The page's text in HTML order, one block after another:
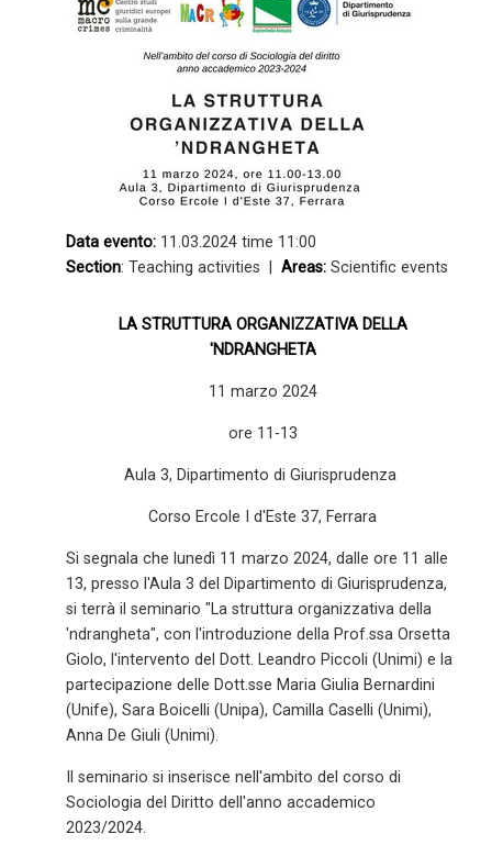
Data evento: 11.03.2024 time 11:00
Section: Teaching activities | Areas: Scientific events
LA STRUTTURA ORGANIZZATIVA DELLA
'NDRANGHETA
11 marzo 2024
ore 11-13
Aula 3, Dipartimento di Giurisprudenza
Corso Ercole I d'Este 37, Ferrara
Si segnala che lunedì 11 marzo 2024, dalle ore 11 alle
13, presso l'Aula 3 del Dipartimento di Giurisprudenza,
si terrà il seminario "La struttura organizzativa della
'ndrangheta", con l'introduzione della Prof.ssa Orsetta
Giolo, l'intervento del Dott. Leandro Piccoli (Unimi) e la
partecipazione delle Dott.sse Maria Giulia Bernardini
(Unife), Sara Boicelli (Unipa), Camilla Caselli (Unimi),
Anna De Giuli (Unimi).
Il seminario si inserisce nell'ambito del corso di
Sociologia del Diritto dell'anno accademico
2023/2024.